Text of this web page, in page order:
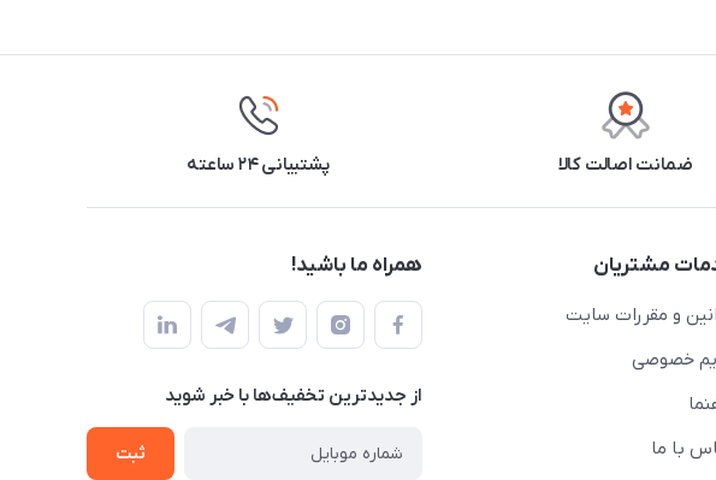
ضمانت اصالت کالا پشتیبانی ۲۴ ساعته
مشتریان
و مقررات سایت
خصوصی
با ما
همراه ما باشید!
از جدید‌ترین تخفیف‌ها با‌ خبر شوید
ثبت